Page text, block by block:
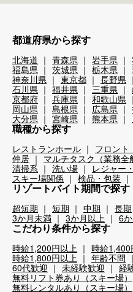
都道府県から探す
北海道 青森県 岩手県
福島県
茨城県 栃木県
神奈川県
東京都 長野県
石川県
福井県 三重県
京都府
兵庫県 和歌山県
岡山県
島根県 広島県
大分県
宮崎県 熊本県
職種から探す
レストランホール フロント
仲居
マルチタスク（業務全
清掃系
洗い場
レジャー
スキー場関係
検品・包装
リゾートバイト期間で探す
超短期 短期 中期 長期
3か月未満
3か月以上 6
こだわり条件から探す
時給1,200円以上 時給1,400
時給1,800円以上
年齢不問
60代歓迎
未経験歓迎 経
無料リフト券あり（スキー場）
無料レンタルあり（スキー場）